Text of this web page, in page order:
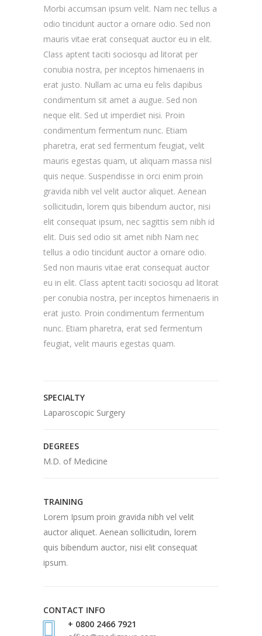
Morbi accumsan ipsum velit. Nam nec tellus a
odio tincidunt auctor a ornare odio. Sed non
mauris vitae erat consequat auctor eu in elit.
Class aptent taciti sociosqu ad litorat per
conubia nostra, per inceptos himenaeris in
erat justo. Nullam ac urna eu felis dapibus
condimentum sit amet a augue. Sed non
neque elit. Sed ut imperdiet nisi. Proin
condimentum fermentum nunc. Etiam
pharetra, erat sed fermentum feugiat, velit
mauris egestas quam, ut aliquam massa nisl
quis neque. Suspendisse in orci enim proin
gravida nibh vel velit auctor aliquet. Aenean
sollicitudin, lorem quis bibendum auctor, nisi
elit consequat ipsum, nec sagittis sem nibh id
elit. Duis sed odio sit amet nibh Nam nec
tellus a odio tincidunt auctor a ornare odio.
Sed non mauris vitae erat consequat auctor
eu in elit. Class aptent taciti sociosqu ad litorat
per conubia nostra, per inceptos himenaeris in
erat justo. Proin condimentum fermentum
nunc. Etiam pharetra, erat sed fermentum
feugiat, velit mauris egestas quam.
SPECIALTY
Laparoscopic Surgery
DEGREES
M.D. of Medicine
TRAINING
Lorem Ipsum proin gravida nibh vel velit
auctor aliquet. Aenean sollicitudin, lorem
quis bibendum auctor, nisi elit consequat
ipsum.
CONTACT INFO
+ 0800 2466 7921